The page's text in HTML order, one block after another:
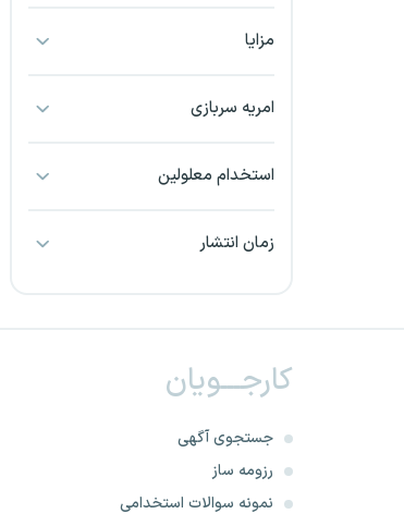
بندرعباس
خراسان شمالی
خرم آباد
خوزستان
مزایا
امریه سربازی
استخدام معلولین
زمان انتشار
کارجـــویان
جستجوی آگهی
رزومه ساز
نمونه سوالات استخدامی